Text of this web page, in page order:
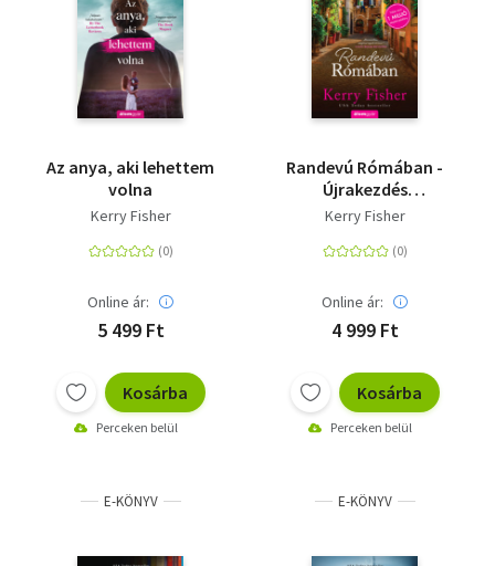
Az anya, aki lehettem
volna
Kerry Fisher
Online ár:
5 499 Ft
Kosárba
Perceken belül
Randevú Rómában -
Újrakezdés
Olaszországban 1.
Kerry Fisher
Online ár:
4 999 Ft
Kosárba
Perceken belül
E-KÖNYV E-KÖNYV